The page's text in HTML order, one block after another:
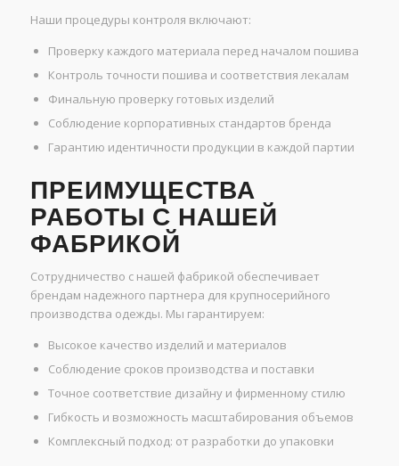
Наши процедуры контроля включают:
Проверку каждого материала перед началом пошива
Контроль точности пошива и соответствия лекалам
Финальную проверку готовых изделий
Соблюдение корпоративных стандартов бренда
Гарантию идентичности продукции в каждой партии
ПРЕИМУЩЕСТВА
РАБОТЫ С НАШЕЙ
ФАБРИКОЙ
Сотрудничество с нашей фабрикой обеспечивает
брендам надежного партнера для крупносерийного
производства одежды. Мы гарантируем:
Высокое качество изделий и материалов
Соблюдение сроков производства и поставки
Точное соответствие дизайну и фирменному стилю
Гибкость и возможность масштабирования объемов
Комплексный подход: от разработки до упаковки